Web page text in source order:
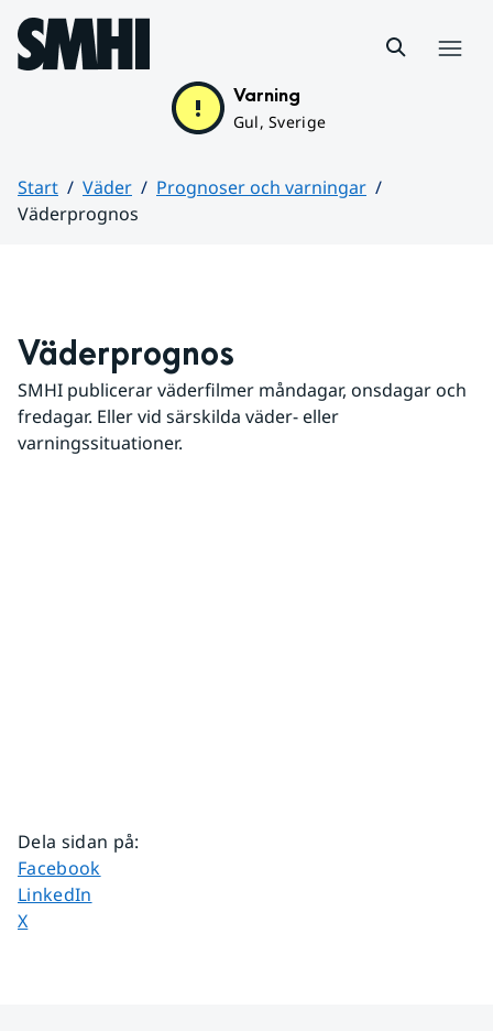
Hoppa till sidans innehåll
Varning
Gul, Sverige
Start Väder
Prognoser och varningar
Väderprognos
Väderprognos
SMHI publicerar väderfilmer måndagar, onsdagar och
fredagar. Eller vid särskilda väder- eller
varningssituationer.
Dela sidan på:
Dela sidan på
Facebook
Dela sidan på
LinkedIn
Dela sidan på
X